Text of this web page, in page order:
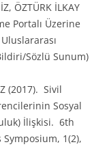
ÖZTÜRK İLKAY
Portalı Üzerine
Sözlü Sunum)
(2017). Sivil
Sosyal
İlişkisi. 6th
1(2),